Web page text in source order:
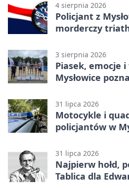
4 sierpnia 2026
Policjant z
morderczy
3 sierpnia 2026
Piasek, emocje
Mysłowice
31 lipca 2026
Motocykle i
policjantów w
31 lipca 2026
Najpierw hołd,
Tablica dla